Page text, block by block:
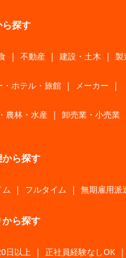
探す
| 不動産 | 建設・土木 | 製
・ホテル・旅館 | メーカー |
農林・水産 | 卸売業・小売業
ら探す
ム | フルタイム | 無期雇用派
から探す
日以上 | 正社員経験なしOK |